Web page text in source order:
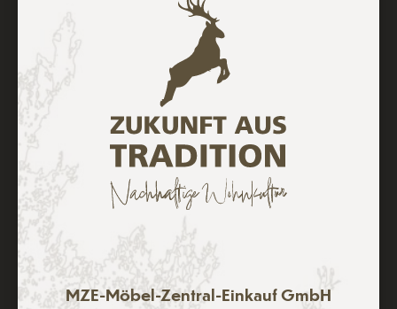
MZE-Möbel-Zentral-Einkauf GmbH